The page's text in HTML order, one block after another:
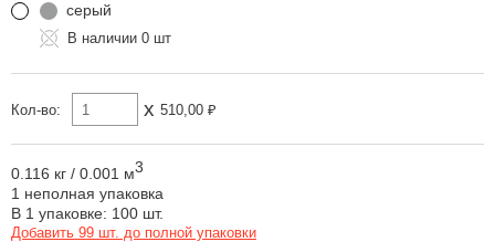
серый
0 шт
Кол-во: x 510,00 ₽
0.116 кг / 0.001 м3
1 неполная упаковка
В 1 упаковке: 100 шт.
Добавить 99 шт. до полной упаковки